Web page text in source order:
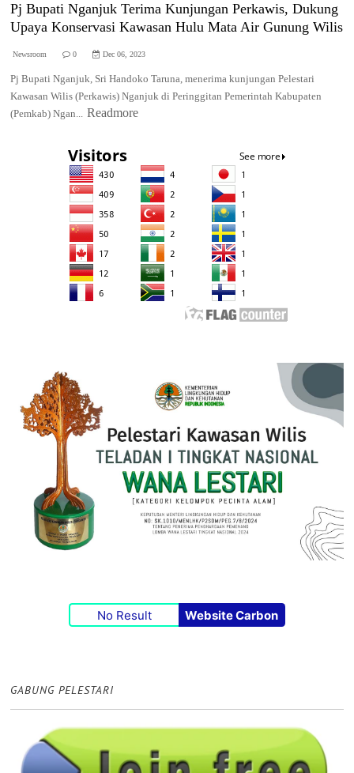
Pj Bupati Nganjuk Terima Kunjungan Perkawis, Dukung
Upaya Konservasi Kawasan Hulu Mata Air Gunung Wilis
Newsroom 0 Dec 06, 2023
Pj Bupati Nganjuk, Sri Handoko Taruna, menerima kunjungan Pelestari
Kawasan Wilis (Perkawis) Nganjuk di Peringgitan Pemerintah Kabupaten
(Pemkab) Ngan... Readmore
No Result Website Carbon
GABUNG PELESTARI